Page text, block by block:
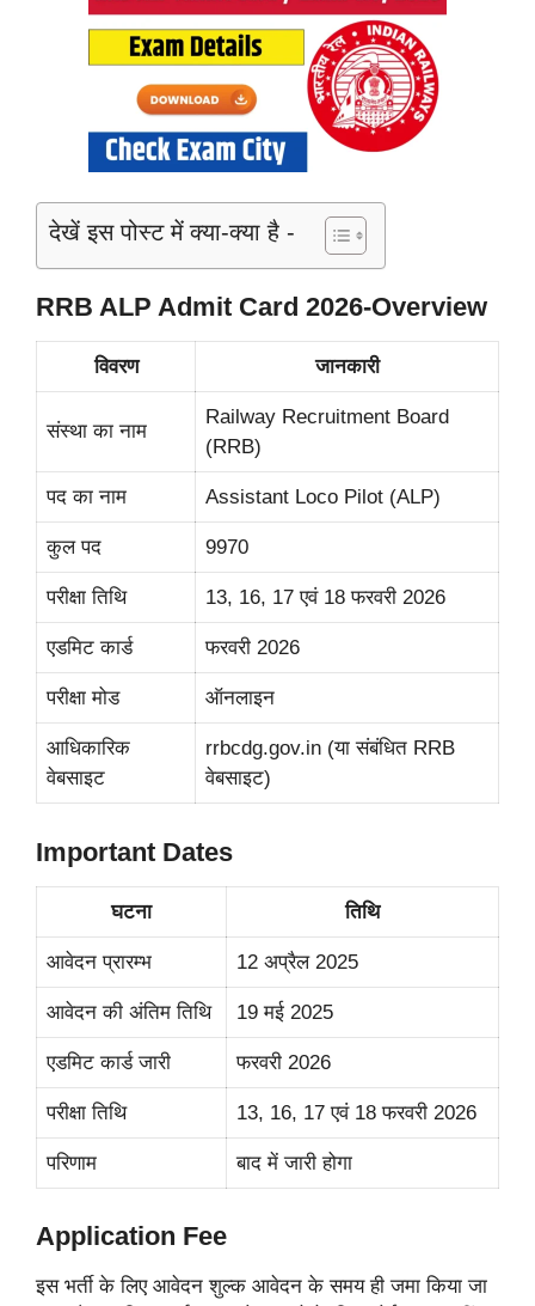
देखें इस पोस्ट में क्या-क्या है -
RRB ALP Admit Card 2026-Overview
विवरण जानकारी
संस्था का नाम
Railway Recruitment Board
(RRB)
पद का नाम Assistant Loco Pilot (ALP)
कुल पद 9970
परीक्षा तिथि 13, 16, 17 एवं 18 फरवरी 2026
एडमिट कार्ड फरवरी 2026
परीक्षा मोड ऑनलाइन
आधिकारिक
वेबसाइट
rrbcdg.gov.in (या संबंधित RRB
वेबसाइट)
Important Dates
घटना तिथि
आवेदन प्रारम्भ 12 अप्रैल 2025
आवेदन की अंतिम तिथि 19 मई 2025
एडमिट कार्ड जारी फरवरी 2026
परीक्षा तिथि 13, 16, 17 एवं 18 फरवरी 2026
परिणाम बाद में जारी होगा
Application Fee
इस भर्ती के लिए आवेदन शुल्क आवेदन के समय ही जमा किया जा